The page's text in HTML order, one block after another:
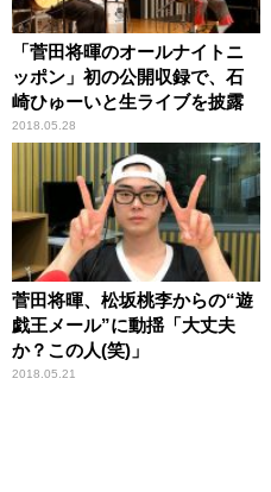
「菅田将暉のオールナイトニ
ッポン」初の公開収録で、石
崎ひゅーいと生ライブを披露
2018.05.28
菅田将暉、松坂桃李からの“遊
戯王メール”に動揺「大丈夫
か？この人(笑)」
2018.05.21